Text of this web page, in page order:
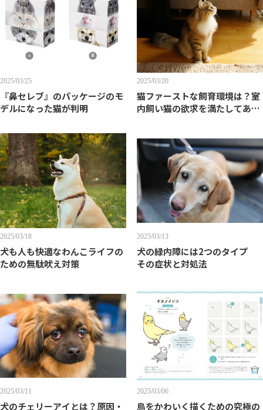
2025/03/25
『鼻セレブ』のパッケージのモ
デルになった猫が判明
2025/03/20
猫ファーストな飼育環境は？室
内飼い猫の欲求を満たしてあげ
2025/03/18
犬も人も快適なわんこライフの
ための無駄吠え対策
2025/03/13
犬の緑内障には2つのタイプ
その症状と対処法
2025/03/11
犬のチェリーアイとは？原因・
2025/03/06
鳥をかわいく描くための究極の